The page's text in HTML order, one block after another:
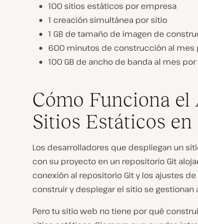
100 sitios estáticos por empresa
1 creación simultánea por sitio
1 GB de tamaño de imagen de
600 minutos de construcción al mes
100 GB de ancho de banda al mes
Cómo Funciona
Sitios Estáticos
Los desarrolladores que despliegan un
con su proyecto en un repositorio Git
conexión al repositorio Git y los ajustes
construir y desplegar el sitio se gestionan
Pero tu sitio web no tiene por qué